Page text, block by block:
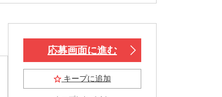
応募画面に進む
キープに追加